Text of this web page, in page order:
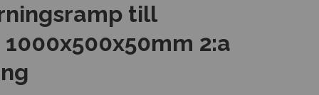
till
2:a